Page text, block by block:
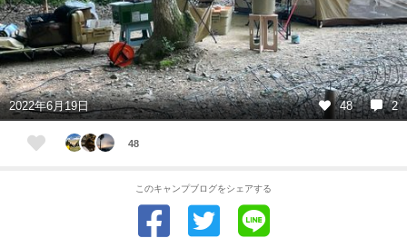
2022年6月19日 48 2
48
このキャンプブログをシェアする